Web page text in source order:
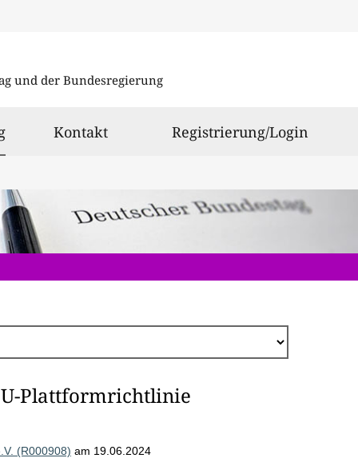
und der Bundesregierung
ausgewählt
Kontakt Registrierung/Login
Plattformrichtlinie
(R000908) am 19.06.2024